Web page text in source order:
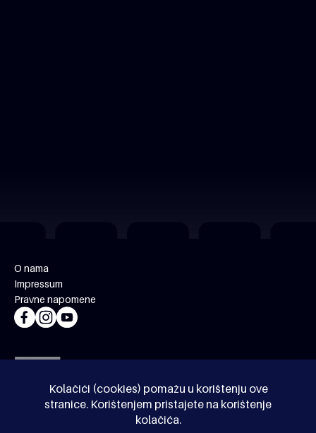
Kolačići (cookies) pomažu u korištenju ove
stranice. Korištenjem pristajete na korištenje
kolačića.
O nama
Impressum
Pravne napomene